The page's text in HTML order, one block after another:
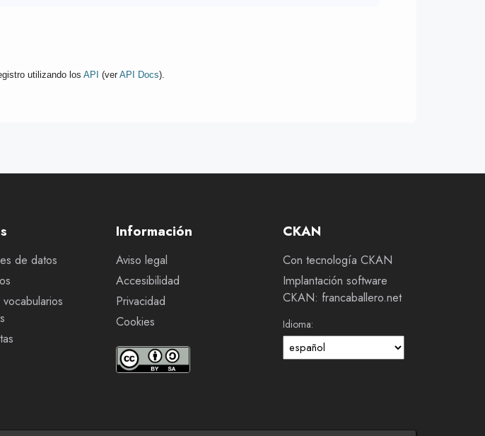
utilizando los API (ver API Docs).
de datos
vocabularios
Información
Aviso legal
Accesibilidad
Privacidad
Cookies
CKAN
Con tecnología CKAN
Implantación software
CKAN: francaballero.net
Idioma